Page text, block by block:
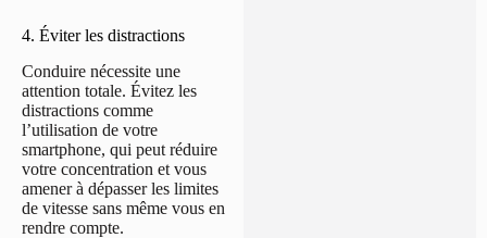
4. Éviter les distractions
Conduire nécessite une
attention totale. Évitez les
distractions comme
l’utilisation de votre
smartphone, qui peut réduire
votre concentration et vous
amener à dépasser les limites
de vitesse sans même vous en
rendre compte.